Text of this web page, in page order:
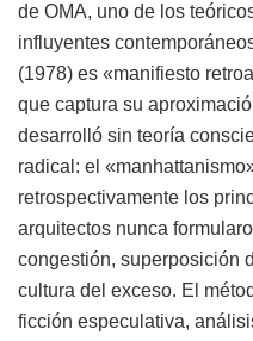
de OMA, uno de los
influyentes
(1978) es «manifiesto
que captura su
desarrolló sin teoría
radical: el
retrospectivamente los
arquitectos nunca
congestión, superposición
cultura del exceso. El
ficción especulativa,